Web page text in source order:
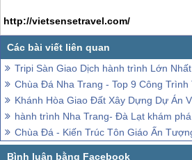
http://vietsensetravel.com/
Tripi Sàn Giao Dịch hành trình Lớn
Chùa Đá Nha Trang - Top 9 Công Trình Tôn Giáo
Khánh Hòa Giao Đất Xây Dựng Dự Án Vinpearl
hành trình Nha Trang- Đà Lạt khám phá
Chùa Đá - Kiến Trúc Tôn Giáo Ấn Tượng Giữa